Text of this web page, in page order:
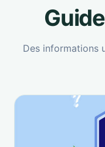
Des informations